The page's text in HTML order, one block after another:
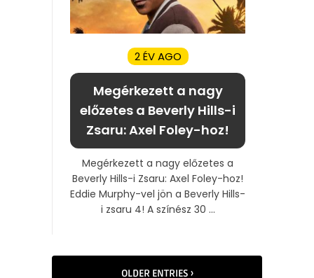
2 ÉV AGO
Megérkezett a nagy
előzetes a Beverly Hills-i
Zsaru: Axel Foley-hoz!
Megérkezett a nagy előzetes a
Beverly Hills-i Zsaru: Axel Foley-hoz!
Eddie Murphy-vel jön a Beverly Hills-
i zsaru 4! A színész 30 ...
OLDER ENTRIES ›